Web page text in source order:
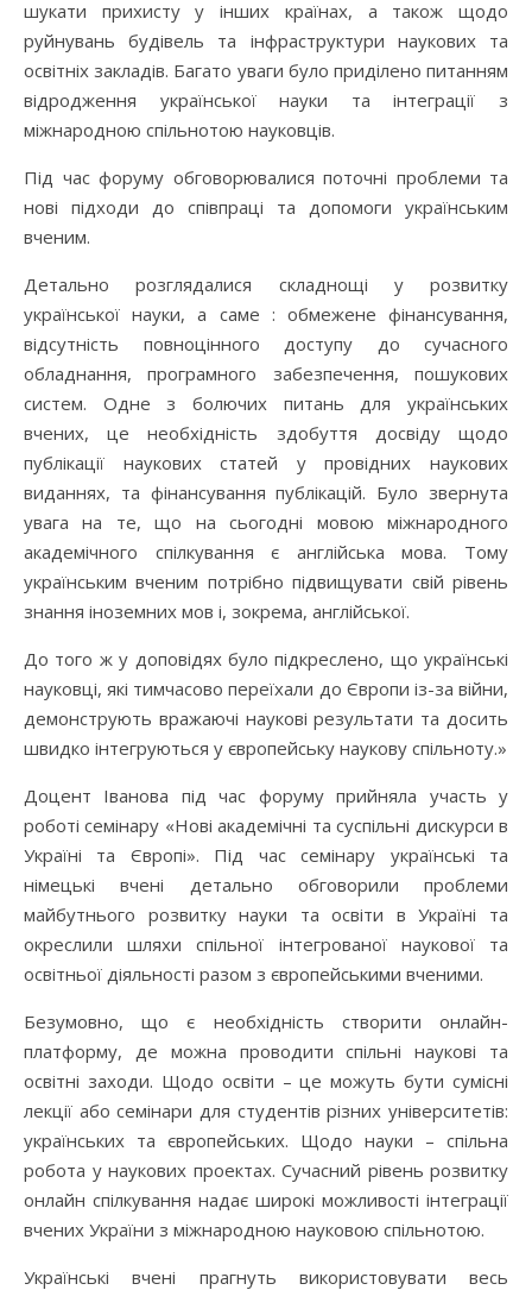
шукати прихисту у інших країнах, а також щодо
руйнувань будівель та інфраструктури наукових та
освітніх закладів. Багато уваги було приділено питанням
відродження української науки та інтеграції з
міжнародною спільнотою науковців.
Під час форуму обговорювалися поточні проблеми та
нові підходи до співпраці та допомоги українським
вченим.
Детально розглядалися складнощі у розвитку
української науки, а саме : обмежене фінансування,
відсутність повноцінного доступу до сучасного
обладнання, програмного забезпечення, пошукових
систем. Одне з болючих питань для українських
вчених, це необхідність здобуття досвіду щодо
публікації наукових статей у провідних наукових
виданнях, та фінансування публікацій. Було звернута
увага на те, що на сьогодні мовою міжнародного
академічного спілкування є англійська мова. Тому
українським вченим потрібно підвищувати свій рівень
знання іноземних мов і, зокрема, англійської.
До того ж у доповідях було підкреслено, що українські
науковці, які тимчасово переїхали до Європи із-за війни,
демонструють вражаючі наукові результати та досить
швидко інтегруються у європейську наукову спільноту.»
Доцент Іванова під час форуму прийняла участь у
роботі семінару «Нові академічні та суспільні дискурси в
Україні та Європі». Під час семінару українські та
німецькі вчені детально обговорили проблеми
майбутнього розвитку науки та освіти в Україні та
окреслили шляхи спільної інтегрованої наукової та
освітньої діяльності разом з європейськими вченими.
Безумовно, що є необхідність створити онлайн-
платформу, де можна проводити спільні наукові та
освітні заходи. Щодо освіти – це можуть бути сумісні
лекції або семінари для студентів різних університетів:
українських та європейських. Щодо науки – спільна
робота у наукових проектах. Сучасний рівень розвитку
онлайн спілкування надає широкі можливості інтеграції
вчених України з міжнародною науковою спільнотою.
Українські вчені прагнуть використовувати весь